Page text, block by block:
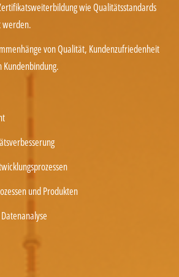
wie Qualitätsstandards
von Qualität, Kundenzufriedenheit
und Produkten